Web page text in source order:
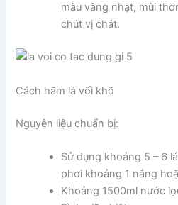
màu vàng nhạt, mùi
chút vị chát.
Cách hãm lá vối khô
Nguyên liệu chuẩn bị:
Sử dụng khoảng 5 – 6
phơi khoảng 1 nắng
Khoảng 1500ml nước